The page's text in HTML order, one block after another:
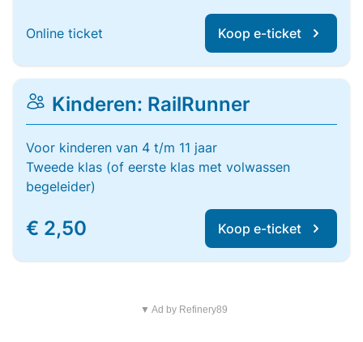
Online ticket Koop e-ticket
Kinderen: RailRunner
Voor kinderen van 4 t/m 11 jaar
Tweede klas (of eerste klas met volwassen
begeleider)
€ 2,50 Koop e-ticket
▼ Ad by Refinery89